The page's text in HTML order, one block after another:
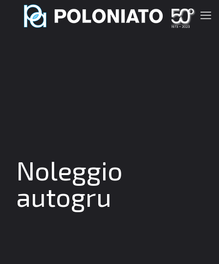
Noleggio
autogru